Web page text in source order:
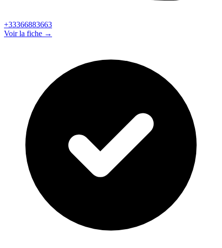
+33366883663
Voir la fiche →